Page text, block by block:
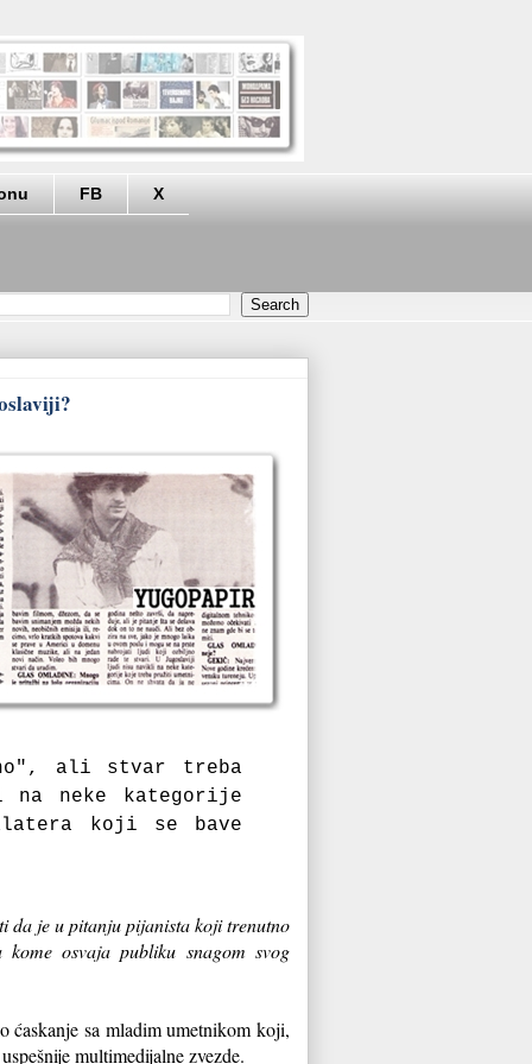
FB X
ali stvar treba
neke kategorije
koji se bave
da je u pitanju pijanista koji trenutno
osvaja publiku snagom svog
ćaskanje sa mladim umetnikom koji,
multimedijalne zvezde.